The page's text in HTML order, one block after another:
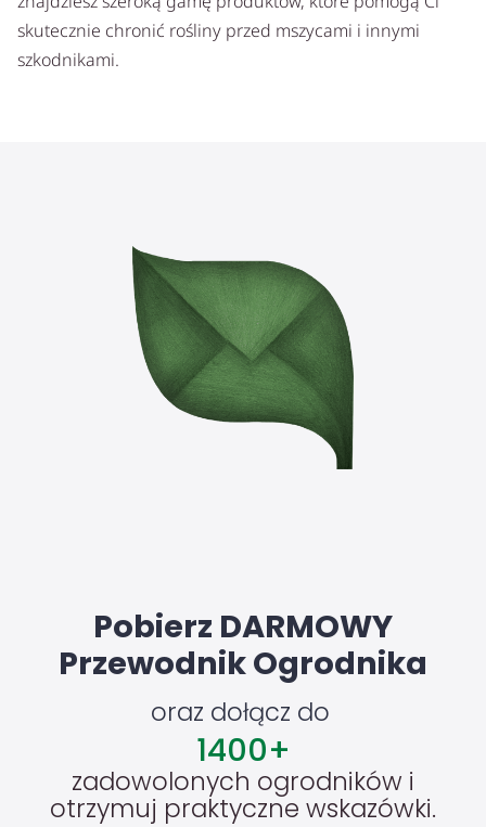
skutecznie chronić rośliny przed mszycami i innymi
szkodnikami.
Pobierz DARMOWY
Przewodnik Ogrodnika
oraz dołącz do
zadowolonych ogrodników i
otrzymuj praktyczne wskazówki.
1400+